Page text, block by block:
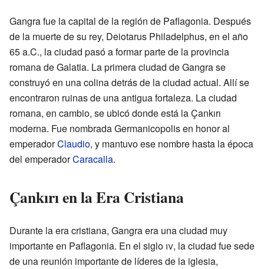
Gangra fue la capital de la región de Paflagonia. Después
de la muerte de su rey, Deiotarus Philadelphus, en el año
65 a.C., la ciudad pasó a formar parte de la provincia
romana de Galatia. La primera ciudad de Gangra se
construyó en una colina detrás de la ciudad actual. Allí se
encontraron ruinas de una antigua fortaleza. La ciudad
romana, en cambio, se ubicó donde está la Çankırı
moderna. Fue nombrada Germanicopolis en honor al
emperadorClaudio, y mantuvo ese nombre hasta la época
del emperadorCaracalla.
Çankırı en la Era Cristiana
Durante la era cristiana, Gangra era una ciudad muy
importante en Paflagonia. En el siglo iv, la ciudad fue sede
de una reunión importante de líderes de la iglesia,